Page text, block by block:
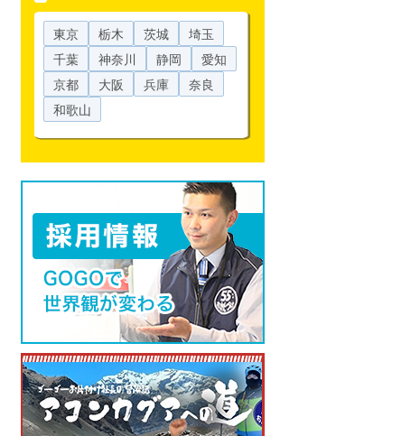
東京 栃木 茨城
埼玉
千葉
神奈川 静岡
愛知
京都
大阪 兵庫
奈良
和歌山